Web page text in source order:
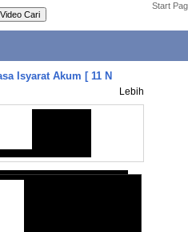
Start
Isyarat Akum [ 11 N
Lebih